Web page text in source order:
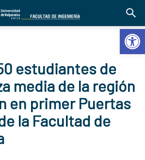
Abrir
estudiantes de
media de la región
en primer Puertas
la Facultad de